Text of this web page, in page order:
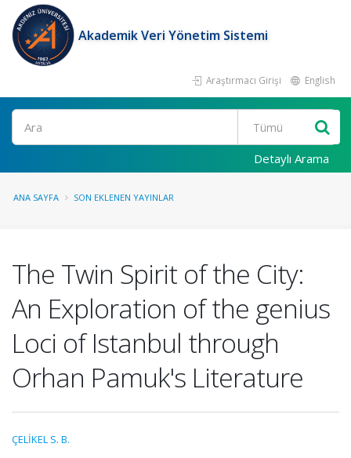
Akademik Veri Yönetim Sistemi
Araştırmacı Girişi English
Ara
Detaylı Arama
ANA SAYFA SON EKLENEN YAYINLAR
The Twin Spirit of the City:
An Exploration of the genius
Loci of Istanbul through
Orhan Pamuk's Literature
ÇELİKEL S. B.